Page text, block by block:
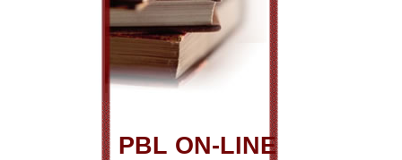
PBL ON-LINE